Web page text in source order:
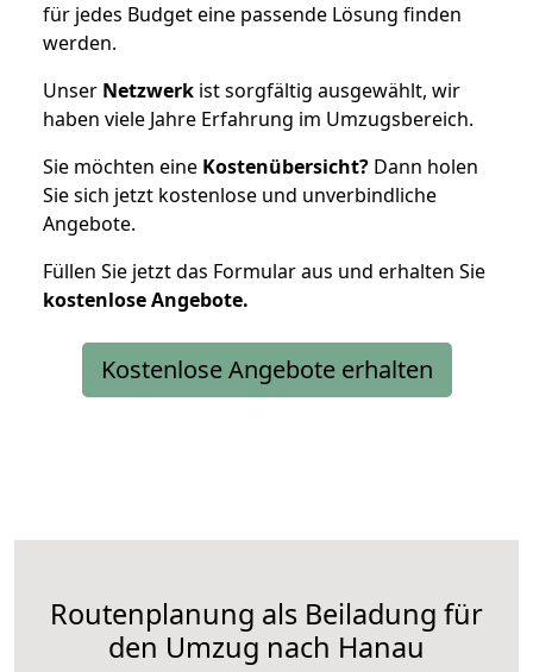
für jedes Budget eine passende Lösung finden
werden.
Unser Netzwerk ist sorgfältig ausgewählt, wir
haben viele Jahre Erfahrung im Umzugsbereich.
Sie möchten eine Kostenübersicht? Dann holen
Sie sich jetzt kostenlose und unverbindliche
Angebote.
Füllen Sie jetzt das Formular aus und erhalten Sie
kostenloseAngebote.
Kostenlose Angebote erhalten
Routenplanung als Beiladung für
den Umzug nach Hanau